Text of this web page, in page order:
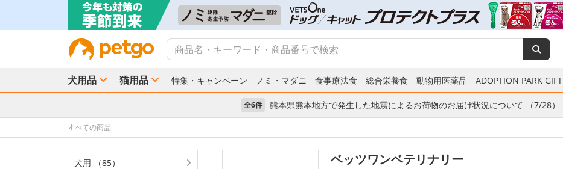
犬用品 猫用品 特集・キャンペーン ノミ・マダニ 食事療法食 総合栄養食 動物用医薬品 ADOPTION PARK GIFT
全6件 熊本県熊本地方で発生した地震によるお荷物のお届け状況について （7/28）
すべての商品
犬用 （85） ベッツワンベテリナリー